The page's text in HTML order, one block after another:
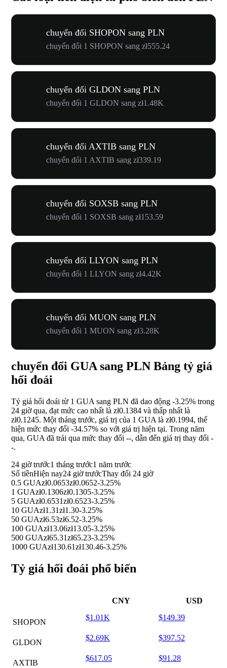
chuyển đổi SHOPON sang PLN
chuyển đổi 1 SHOPON sang zł555.24
chuyển đổi GLDON sang PLN
chuyển đổi 1 GLDON sang zł1.48K
chuyển đổi AXTIB sang PLN
chuyển đổi 1 AXTIB sang zł339.19
chuyển đổi SOXSB sang PLN
chuyển đổi 1 SOXSB sang zł153.59
chuyển đổi LLYON sang PLN
chuyển đổi 1 LLYON sang zł4.42K
chuyển đổi MUON sang PLN
chuyển đổi 1 MUON sang zł3.28K
chuyển đổi GUA sang PLN Bảng tỷ giá
hối đoái
Tỷ giá hối đoái từ 1 GUA sang PLN đã dao động -3.25% trong
24 giờ qua, đạt mức cao nhất là zł0.1384 và thấp nhất là
zł0.1245. Một tháng trước, giá trị của 1 GUA là zł0.1994, thể
hiện mức thay đổi -34.57% so với giá trị hiện tại. Trong năm
qua, GUA đã trải qua mức thay đổi --, dẫn đến giá trị thay đổi -
-.
24 giờ trước1 tháng trước1 năm trước
Số tiềnHiện nay24 giờ trướcThay đổi 24 giờ
0.5 GUAzł0.0653zł0.0652-3.25%
1 GUAzł0.1306zł0.1305-3.25%
5 GUAzł0.6531zł0.6523-3.25%
10 GUAzł1.31zł1.30-3.25%
50 GUAzł6.53zł6.52-3.25%
100 GUAzł13.06zł13.05-3.25%
500 GUAzł65.31zł65.23-3.25%
1000 GUAzł130.61zł130.46-3.25%
Tỷ giá hối đoái phổ biến
CNY USD
SHOPON
$1.01K $149.39
GLDON
$2.69K $397.52
AXTIB
$617.05 $91.28